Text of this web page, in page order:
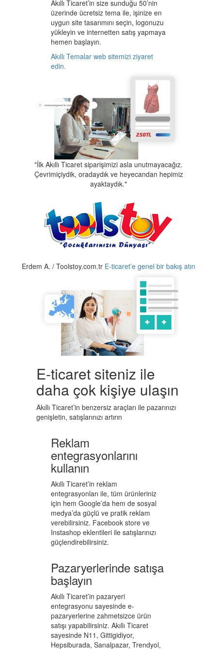
Akıllı Ticaret’in size sunduğu 50’nin
üzerinde ücretsiz tema ile, işinize en
uygun site tasarımını seçin, logonuzu
yükleyin ve internetten satış yapmaya
hemen başlayın.
Akıllı Temalar web sitemizi ziyaret
edin.
"İlk Akıllı Ticaret siparişimizi asla unutmayacağız.
Çevrimiçiydik, oradaydık ve heyecandan hepimiz
ayaktaydık."
Erdem A. / Toolstoy.com.tr E-ticaret’e genel bir bakış atın
E-ticaret siteniz ile
daha çok kişiye ulaşın
Akıllı Ticaret’in benzersiz araçları ile pazarınızı
genişletin, satışlarınızı artırın
Reklam
entegrasyonlarını
kullanın
Akıllı Ticaret’in reklam
entegrasyonları ile, tüm ürünleriniz
için hem Google’da hem de sosyal
medya’da güçlü ve pratik reklam
verebilirsiniz. Facebook store ve
Instashop eklentileri ile satışlarınızı
güçlendirebilirsiniz.
Pazaryerlerinde satışa
başlayın
Akıllı Ticaret’in pazaryeri
entegrasyonu sayesinde e-
pazaryerlerine zahmetsizce ürün
satışı yapabilirsiniz. Akıllı Ticaret
sayesinde N11, Gittigidiyor,
Hepsiburada, Sanalpazar, Trendyol,